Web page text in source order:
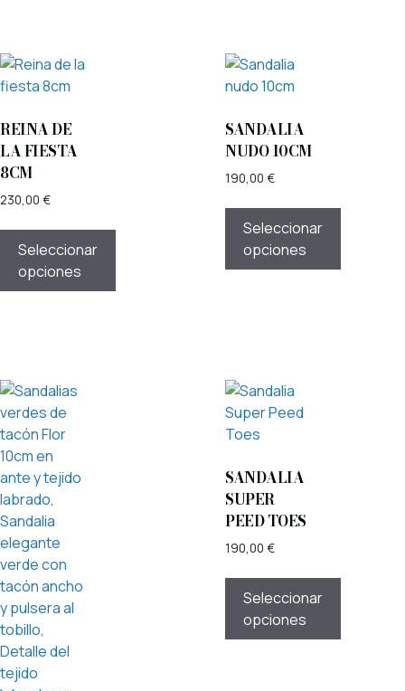
REINA DE
LA FIESTA
8CM
230,00 €
Seleccionar
opciones
SANDALIA
NUDO 10CM
190,00 €
Seleccionar
opciones
SANDALIA
SUPER
PEED TOES
190,00 €
Seleccionar
opciones